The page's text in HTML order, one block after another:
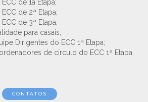
de 1a Etapa;
de 2ª Etapa;
de 3ª Etapa;
para casais;
Dirigentes do ECC 1ª Etapa;
de círculo do ECC 1ª Etapa.
CONTATOS